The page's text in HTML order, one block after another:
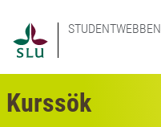
STUDENTWEBBEN
Kurssök